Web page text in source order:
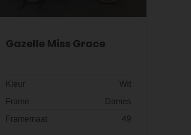
Gazelle Miss Grace
Kleur
Wit
Frame
Dames
Framemaat
49